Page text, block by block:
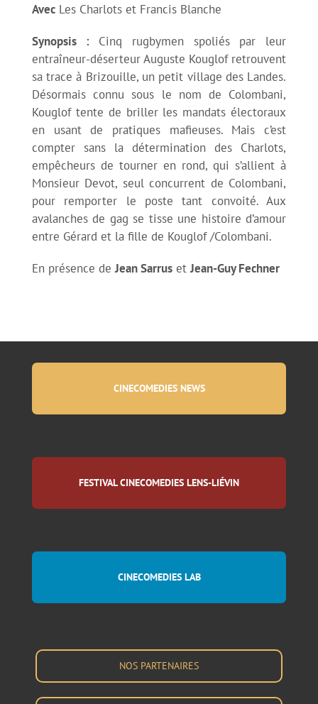
AvecLes Charlots et Francis Blanche
Synopsis :Cinq rugbymen spoliés par leur
entraîneur-déserteur Auguste Kouglof retrouvent
sa trace à Brizouille, un petit village des Landes.
Désormais connu sous le nom de Colombani,
Kouglof tente de briller les mandats électoraux
en usant de pratiques mafieuses. Mais c’est
compter sans la détermination des Charlots,
empêcheurs de tourner en rond, qui s’allient à
Monsieur Devot, seul concurrent de Colombani,
pour remporter le poste tant convoité. Aux
avalanches de gag se tisse une histoire d’amour
entre Gérard et la fille de Kouglof /Colombani.
En présence deJean SarrusetJean-Guy Fechner
CINECOMEDIES NEWS
FESTIVAL CINECOMEDIES LENS-LIÉVIN
CINECOMEDIES LAB
NOS PARTENAIRES